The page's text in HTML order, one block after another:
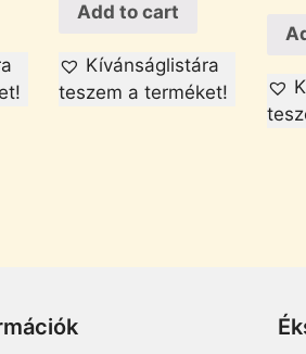
Add to cart
Kívánságlistára
teszem a terméket!